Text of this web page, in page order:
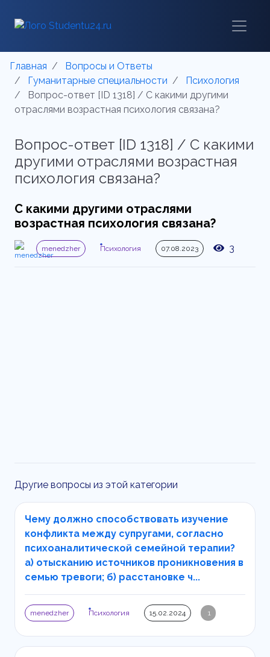
Главная
Вопросы и Ответы
Гуманитарные специальности
Психология
Вопрос-ответ [ID 1318] / С какими другими
отраслями возрастная психология связана?
Вопрос-ответ [ID 1318] / С какими
другими отраслями возрастная
психология связана?
С какими другими отраслями
возрастная психология связана?
menedzher Психология 07.08.2023 3
Другие вопросы из этой категории
Чему должно способствовать изучение
конфликта между супругами, согласно
психоаналитической семейной терапии?
а) отысканию источников проникновения в
семью тревоги; б) расстановке ч...
menedzher Психология 15.02.2024 1